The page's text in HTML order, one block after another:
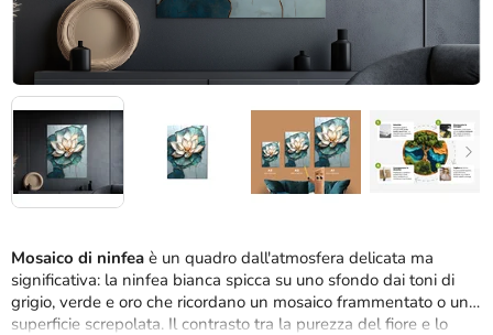
Mosaico di ninfea è un quadro dall'atmosfera delicata ma
significativa: la ninfea bianca spicca su uno sfondo dai toni di
grigio, verde e oro che ricordano un mosaico frammentato o una
superficie screpolata. Il contrasto tra la purezza del fiore e lo